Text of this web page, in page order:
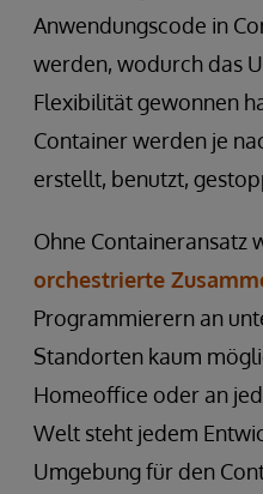
Anwendungscode in
werden, wodurch das
Flexibilität gewonnen
Container werden je
erstellt, benutzt,
Ohne Containeransatz
orchestrierte
Programmierern an
Standorten kaum
Homeoffice oder an
Welt steht jedem
Umgebung für den